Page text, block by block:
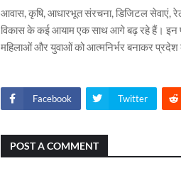
आवास, कृषि, आधारभूत संरचना, डिजिटल सेवाएं,
विकास के कई आयाम एक साथ आगे बढ़ रहे हैं। इन
महिलाओं और युवाओं को आत्मनिर्भर बनाकर प्रदेश
Facebook Twitter
POST A COMMENT